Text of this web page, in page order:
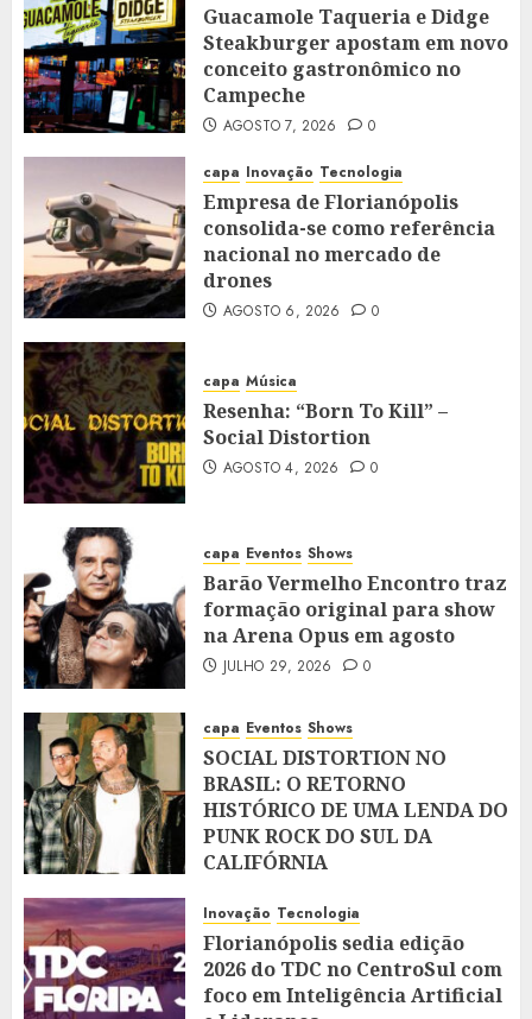
Guacamole Taqueria e Didge
Steakburger apostam em novo
conceito gastronômico no
Campeche
AGOSTO 7, 2026 0
capa Inovação Tecnologia
Empresa de Florianópolis
consolida-se como referência
nacional no mercado de
drones
AGOSTO 6, 2026 0
capa Música
Resenha: “Born To Kill” –
Social Distortion
AGOSTO 4, 2026 0
capa Eventos Shows
Barão Vermelho Encontro traz
formação original para show
na Arena Opus em agosto
JULHO 29, 2026 0
capa Eventos Shows
SOCIAL DISTORTION NO
BRASIL: O RETORNO
HISTÓRICO DE UMA LENDA DO
PUNK ROCK DO SUL DA
CALIFÓRNIA
Inovação Tecnologia
Florianópolis sedia edição
2026 do TDC no CentroSul com
foco em Inteligência Artificial